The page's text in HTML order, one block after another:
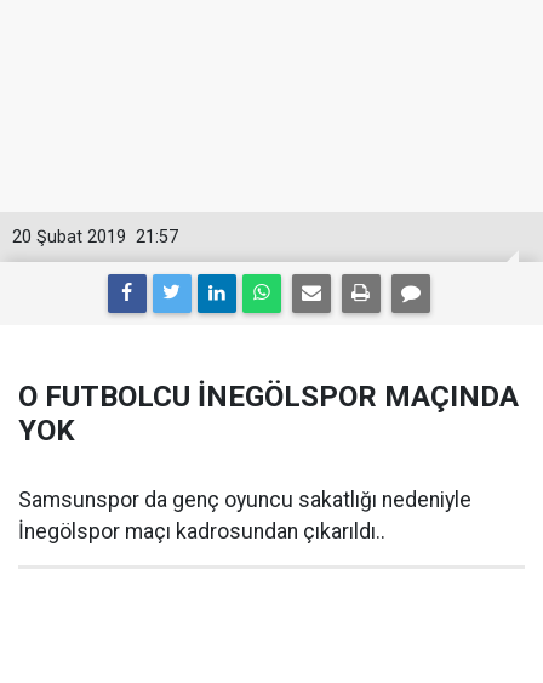
21:57
20 Şubat 2019
O FUTBOLCU İNEGÖLSPOR MAÇINDA
YOK
Samsunspor da genç oyuncu sakatlığı nedeniyle
İnegölspor maçı kadrosundan çıkarıldı..